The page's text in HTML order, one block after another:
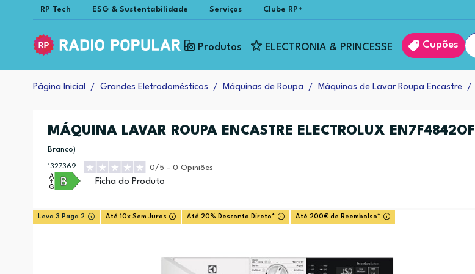
RP Tech ESG & Sustentabilidade Serviços Clube RP+
Produtos ELECTRONIA & PRINCESSE Cupões
Página Inicial Grandes Eletrodomésticos Máquinas de Roupa Máquinas de Lavar Roupa Encastre
MÁQUINA LAVAR ROUPA ENCASTRE ELECTROLUX EN7F4842OF
Branco)
1327369 0/5 - 0 Opiniões
Ficha do Produto
Leva 3 Paga 2 Até 10x Sem Juros Até 20% Desconto Direto* Até 200€ de Reembolso*